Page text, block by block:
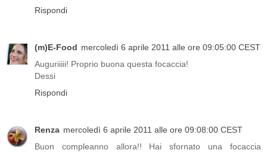
Rispondi
(m)E-Food mercoledì 6 aprile 2011 alle ore 09:05:00 CEST
Auguriiiii! Proprio buona questa focaccia!
Dessi
Rispondi
Renza mercoledì 6 aprile 2011 alle ore 09:08:00 CEST
Buon compleanno allora!! Hai sfornato una focaccia